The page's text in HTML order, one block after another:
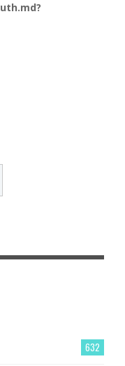
632